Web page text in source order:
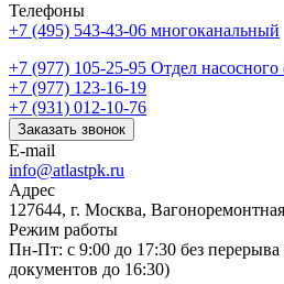
Телефоны
+7 (495) 543-43-06 многоканальный
+7 (977) 105-25-95 Отдел насосного
+7 (977) 123-16-19
+7 (931) 012-10-76
Заказать звонок
E-mail
info@atlastpk.ru
Адрес
127644, г. Москва,
Режим работы
Пн-Пт: с 9:00 до 17:30 без
документов до 16:30)